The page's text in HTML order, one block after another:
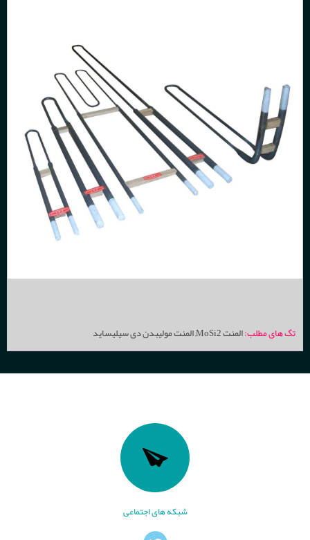
تگ های مطلب:المنت MoSi2 ,المنت مولیبدن دی سیلیساید
شبکه های اجتماعی